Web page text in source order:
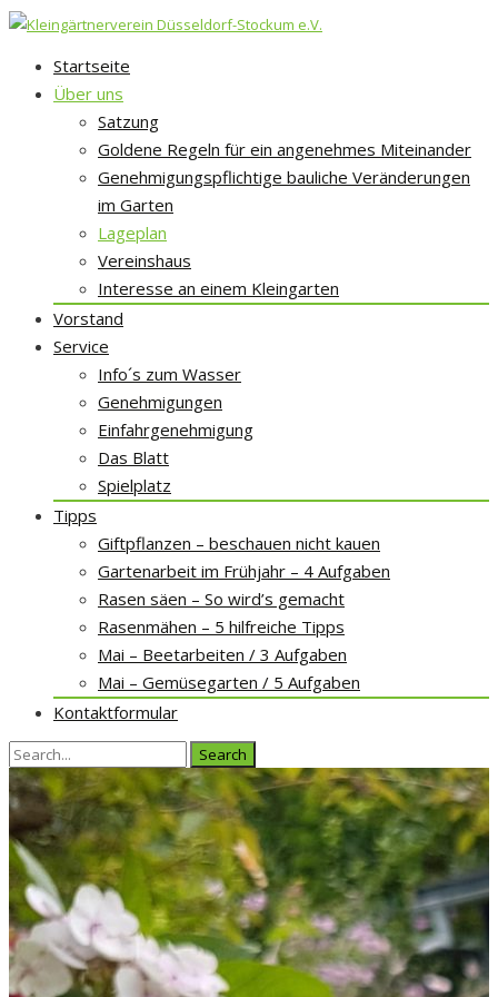
Skip
Startseite
Über uns
Satzung
Goldene Regeln für ein angenehmes Miteinander
Genehmigungspflichtige bauliche Veränderungen
im Garten
Lageplan
Vereinshaus
Interesse an einem Kleingarten
Vorstand
Service
Info´s zum Wasser
Genehmigungen
Einfahrgenehmigung
Das Blatt
Spielplatz
Tipps
Giftpflanzen – beschauen nicht kauen
Gartenarbeit im Frühjahr – 4 Aufgaben
Rasen säen – So wird’s gemacht
Rasenmähen – 5 hilfreiche Tipps
Mai – Beetarbeiten / 3 Aufgaben
Mai – Gemüsegarten / 5 Aufgaben
Kontaktformular
Search
for: